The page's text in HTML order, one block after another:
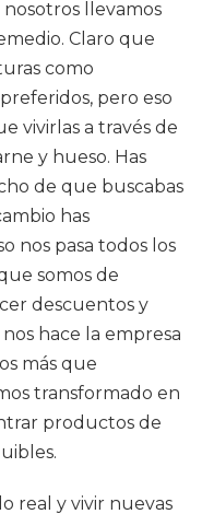
nosotros llevamos
Claro que
como
pero eso
vivirlas a través de
y hueso. Has
de que buscabas
has
nos pasa todos los
somos de
descuentos y
hace la empresa
más que
transformado en
productos de
real y vivir nuevas